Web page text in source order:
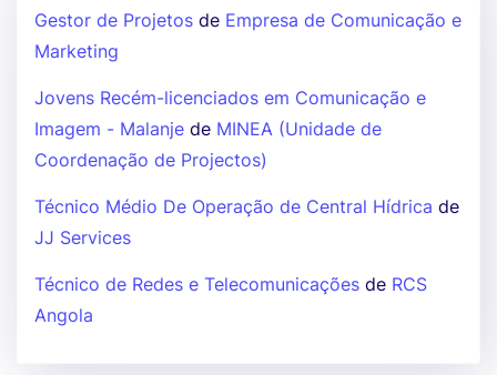
Gestor de Projetos de Empresa de Comunicação e
Marketing
Jovens Recém-licenciados em Comunicação e
Imagem - Malanje de MINEA (Unidade de
Coordenação de Projectos)
Técnico Médio De Operação de Central Hídrica de
JJ Services
Técnico de Redes e Telecomunicações de RCS
Angola